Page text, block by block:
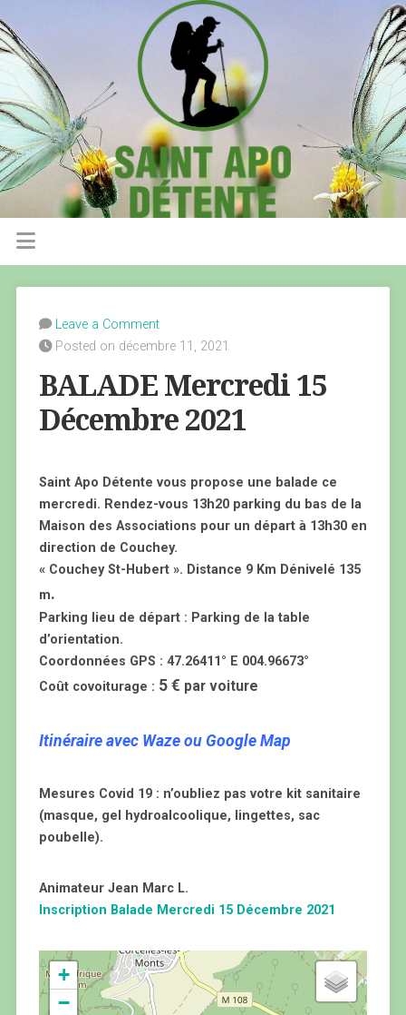
Leave a Comment
Posted on décembre 11, 2021
BALADE Mercredi 15
Décembre 2021
Saint Apo Détente vous propose une balade ce
mercredi. Rendez-vous 13h20 parking du bas de la
Maison des Associations pour un départ à 13h30 en
direction de Couchey.
« Couchey St-Hubert ». Distance 9 Km Dénivelé 135
m.
Parking lieu de départ : Parking de la table
d’orientation.
Coordonnées GPS : 47.26411° E 004.96673°
Coût covoiturage : 5 € par voiture
Itinéraire avec Waze ou Google Map
Mesures Covid 19 : n’oubliez pas votre kit sanitaire
(masque, gel hydroalcoolique, lingettes, sac
poubelle).
Animateur Jean Marc L.
Inscription Balade Mercredi 15 Décembre 2021
+
−